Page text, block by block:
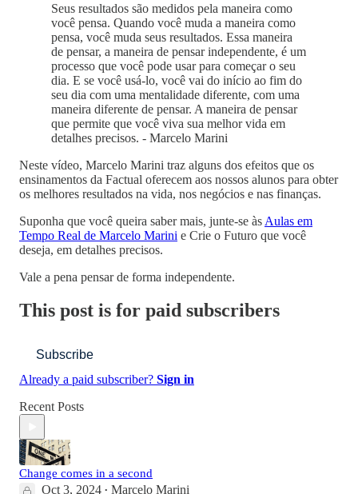
Seus resultados são medidos pela maneira como
você pensa. Quando você muda a maneira como
pensa, você muda seus resultados. Essa maneira
de pensar, a maneira de pensar independente, é um
processo que você pode usar para começar o seu
dia. E se você usá-lo, você vai do início ao fim do
seu dia com uma mentalidade diferente, com uma
maneira diferente de pensar. A maneira de pensar
que permite que você viva sua melhor vida em
detalhes precisos. - Marcelo Marini
Neste vídeo, Marcelo Marini traz alguns dos efeitos que os
ensinamentos da Factual oferecem aos nossos alunos para obter
os melhores resultados na vida, nos negócios e nas finanças.
Suponha que você queira saber mais, junte-se às Aulas em
Tempo Real de Marcelo Marini e Crie o Futuro que você
deseja, em detalhes precisos.
Vale a pena pensar de forma independente.
This post is for paid subscribers
Subscribe
Already a paid subscriber? Sign in
Recent Posts
Change comes in a second
Oct 3, 2024 • Marcelo Marini